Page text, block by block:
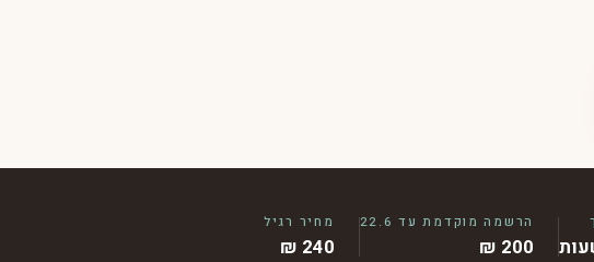
הרשמה מוקדמת עד 22.6
200 ₪
מחיר רגיל
240 ₪